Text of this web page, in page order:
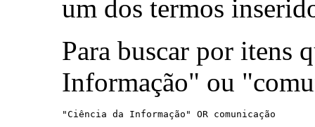
um dos termos
Para buscar por itens
Informação" ou
"Ciência da Informação" OR comunicação